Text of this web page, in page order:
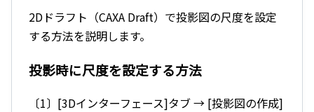
2Dドラフト（CAXA Draft）で投影図の尺度を設定
する方法を説明します。
投影時に尺度を設定する方法
〔1〕[3Dインターフェース]タブ → [投影図の作成]